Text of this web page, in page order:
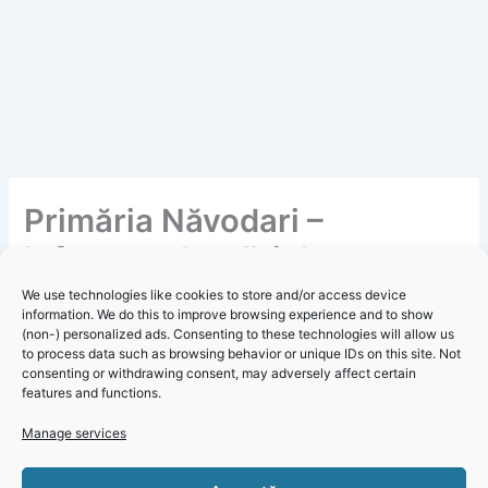
We use technologies like cookies to store and/or access device
information. We do this to improve browsing experience and to show
(non-) personalized ads. Consenting to these technologies will allow us
to process data such as browsing behavior or unique IDs on this site. Not
consenting or withdrawing consent, may adversely affect certain
features and functions.
Manage services
Primăria Năvodari –
Informare lucrări de
asfaltare
By Redacție/21 March 2022
Primăria Năvodari informează cetățenii interesați că astăzi
Autoritățile roagă conducătorii auto să evite deplasarea pe
Click 'I